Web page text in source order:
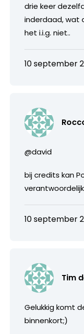
drie keer
inderdaad, wat
het i.i.g. niet..
10 september
@david
bij credits kan
10 september
Tim
Gelukkig komt
binnenkort;)